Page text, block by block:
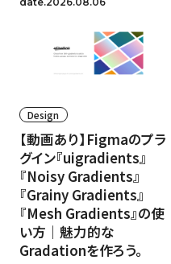
Design
【動画あり】Figmaのプラ
グイン『uigradients』
『Noisy Gradients』
『Grainy Gradients』
『Mesh Gradients』の使
い方｜魅力的な
Gradationを作ろう。